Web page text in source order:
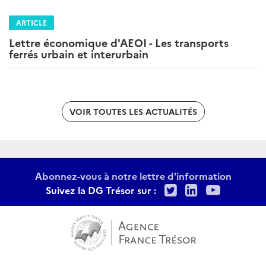
ARTICLE
Lettre économique d'AEOI - Les transports
ferrés urbain et interurbain
VOIR TOUTES LES ACTUALITÉS
Abonnez-vous à notre lettre d'information
Suivez la DG Trésor sur :
TwitterLinkedIn